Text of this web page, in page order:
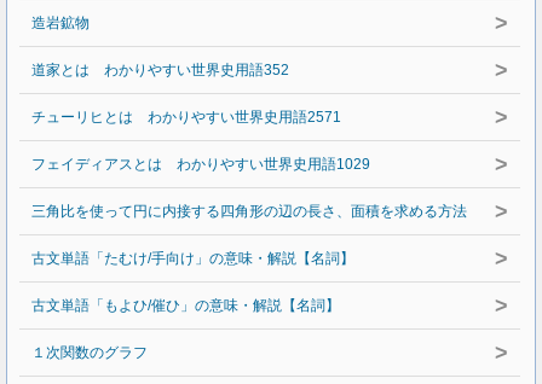
造岩鉱物 >
道家とは わかりやすい世界史用語352 >
チューリヒとは わかりやすい世界史用語2571 >
フェイディアスとは わかりやすい世界史用語1029 >
三角比を使って円に内接する四角形の辺の長さ、面積を求める方法 >
古文単語「たむけ/手向け」の意味・解説【名詞】 >
古文単語「もよひ/催ひ」の意味・解説【名詞】 >
１次関数のグラフ >